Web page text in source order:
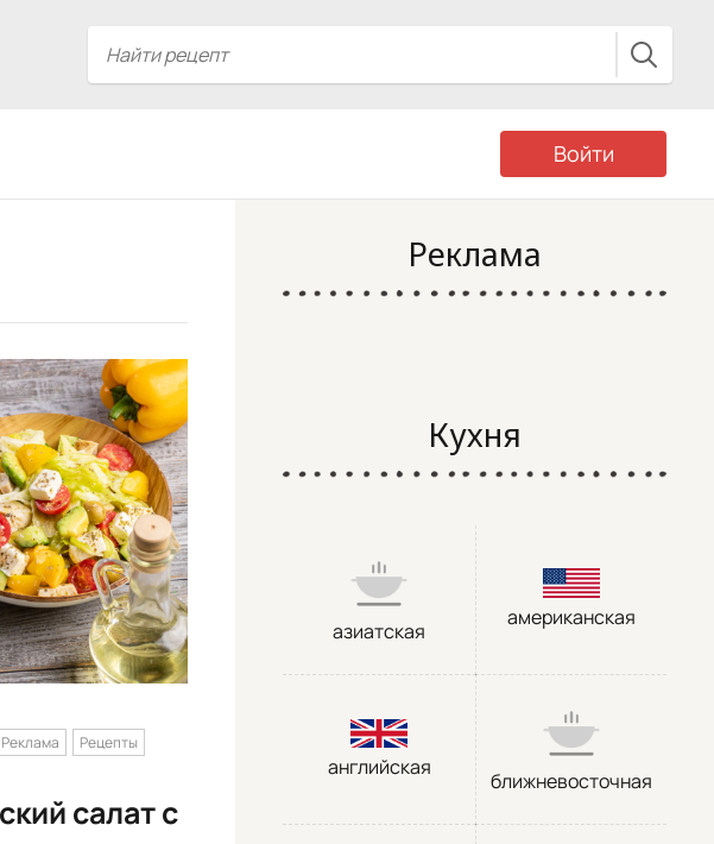
Войти
Реклама
Рецепты
салат с
Реклама
Кухня
азиатская
американская
английская
ближневосточная